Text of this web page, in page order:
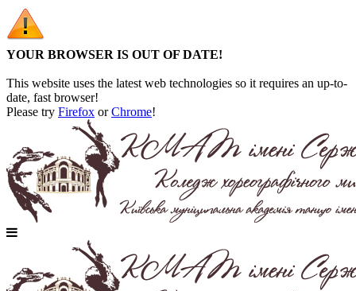
YOUR BROWSER IS OUT OF DATE!
This website uses the latest web technologies so it requires an up-to-
date, fast browser!
Please try Firefox orChrome!